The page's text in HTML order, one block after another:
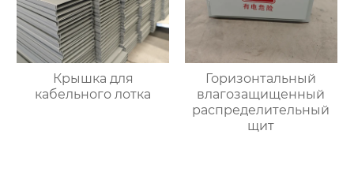
Крышка для
кабельного лотка
Горизонтальный
влагозащищенный
распределительный
щит